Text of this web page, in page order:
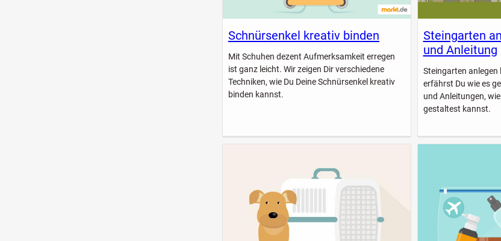
Schnürsenkel kreativ binden
Mit Schuhen dezent Aufmerksamkeit erregen
ist ganz leicht. Wir zeigen Dir verschiedene
Techniken, wie Du Deine Schnürsenkel kreativ
binden kannst.
Steingarten
und Anleitung
Steingarten anlegen
erfährst Du wie es
und Anleitungen,
gestaltest kannst.